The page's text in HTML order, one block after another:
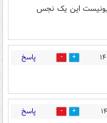
این یک نجس
2 پاسخ
0 پاسخ